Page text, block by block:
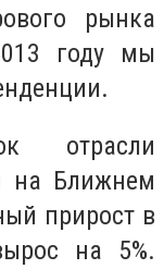
рынка
году мы
отрасли
на Ближнем
прирост в
на 5%.